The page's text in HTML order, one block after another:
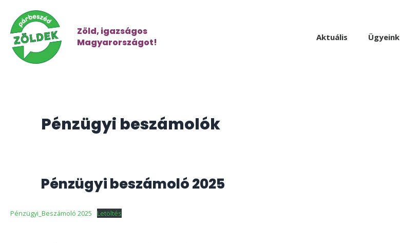
Zöld, igazságos
Magyarországot!
Aktuális Ügyeink
Pénzügyi beszámolók
Pénzügyi beszámoló 2025
Pénzügyi_Beszámoló 2025 Letöltés